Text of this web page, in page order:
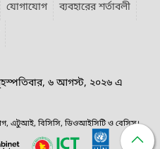
যোগাযোগ
ব্যবহারের শর্তাবলী
৬ আগস্ট, ২০২৬ এ
এটুআই, বিসিসি, ডিওআইসিটি ও বেসিস।